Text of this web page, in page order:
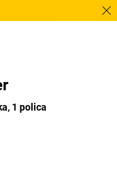
1 polica